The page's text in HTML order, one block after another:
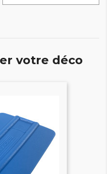
votre déco